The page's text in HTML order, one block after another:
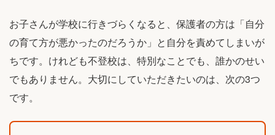
お子さんが学校に行きづらくなると、保護者の方は「自分
の育て方が悪かったのだろうか」と自分を責めてしまいが
ちです。けれども不登校は、特別なことでも、誰かのせい
でもありません。大切にしていただきたいのは、次の3つ
です。